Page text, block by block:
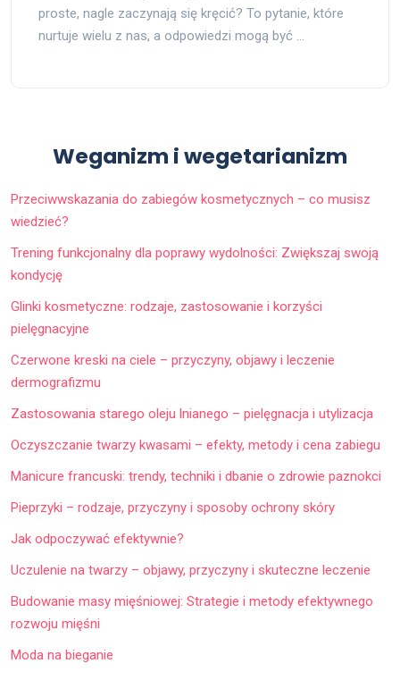
proste, nagle zaczynają się kręcić? To pytanie, które
nurtuje wielu z nas, a odpowiedzi mogą być …
Weganizm i wegetarianizm
Przeciwwskazania do zabiegów kosmetycznych – co musisz
wiedzieć?
Trening funkcjonalny dla poprawy wydolności: Zwiększaj swoją
kondycję
Glinki kosmetyczne: rodzaje, zastosowanie i korzyści
pielęgnacyjne
Czerwone kreski na ciele – przyczyny, objawy i leczenie
dermografizmu
Zastosowania starego oleju lnianego – pielęgnacja i utylizacja
Oczyszczanie twarzy kwasami – efekty, metody i cena zabiegu
Manicure francuski: trendy, techniki i dbanie o zdrowie paznokci
Pieprzyki – rodzaje, przyczyny i sposoby ochrony skóry
Jak odpoczywać efektywnie?
Uczulenie na twarzy – objawy, przyczyny i skuteczne leczenie
Budowanie masy mięśniowej: Strategie i metody efektywnego
rozwoju mięśni
Moda na bieganie